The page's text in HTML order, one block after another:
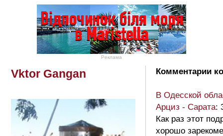
Реклама
Vktor Gangan Комментарии
В Одесской
Арциз - Сарата:
Как раз этот
хорошо